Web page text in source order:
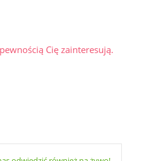
Cię zainteresują.